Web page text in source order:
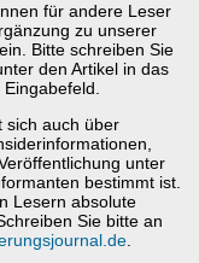
für andere Leser
zu unserer
Bitte schreiben Sie
den Artikel in das
sich auch über
unter
bestimmt ist.
Lesern absolute
Sie bitte an
.